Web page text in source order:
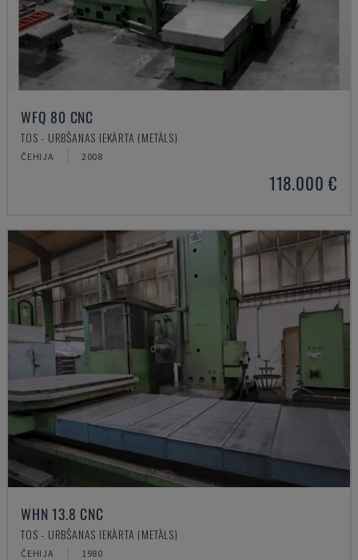
WFQ 80 CNC
TOS - URBŠANAS IEKĀRTA (METĀLS)
ČEHIJA 2008
118.000 €
WHN 13.8 CNC
TOS - URBŠANAS IEKĀRTA (METĀLS)
ČEHIJA 1980